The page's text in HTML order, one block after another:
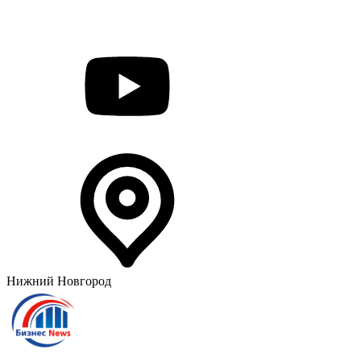
Нижний Новгород